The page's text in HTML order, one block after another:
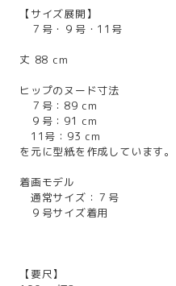
【サイズ展開】
７号・９号・11号
丈 88 cm
ヒップのヌード寸法
７号：89 cm
９号：91 cm
11号：93 cm
を元に型紙を作成しています。
着画モデル
通常サイズ：７号
９号サイズ着用
【要尺】